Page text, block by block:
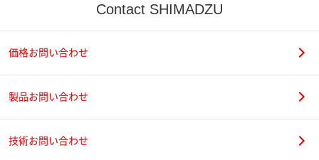
Contact SHIMADZU
価格お問い合わせ
製品お問い合わせ
技術お問い合わせ